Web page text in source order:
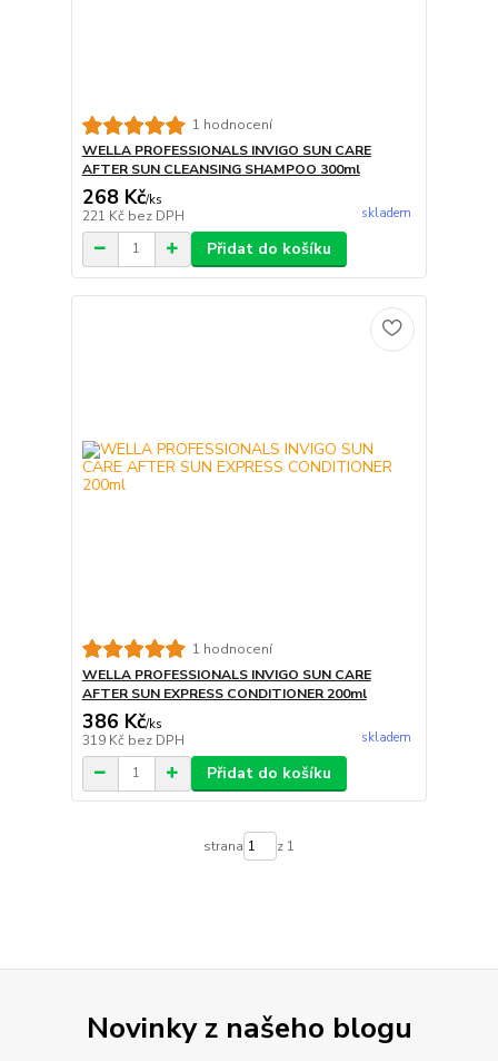
1 hodnocení
WELLA PROFESSIONALS INVIGO SUN CARE
AFTER SUN CLEANSING SHAMPOO 300ml
268 Kč/ks
221 Kč bez DPH skladem
Přidat do košíku
1 hodnocení
WELLA PROFESSIONALS INVIGO SUN CARE
AFTER SUN EXPRESS CONDITIONER 200ml
386 Kč/ks
319 Kč bez DPH skladem
Přidat do košíku
strana z 1
Novinky z našeho blogu